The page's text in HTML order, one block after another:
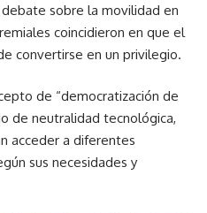
sobre la movilidad en
coincidieron en que el
convertirse en un privilegio.
de “democratización de
de neutralidad tecnológica,
acceder a diferentes
sus necesidades y